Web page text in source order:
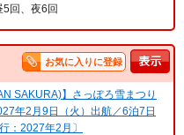
5回、夜6回
お気に入りに登録
SAKURA)】さっぽろ雪まつり
年2月9日（火）出航／6泊7日
：2027年2月〕